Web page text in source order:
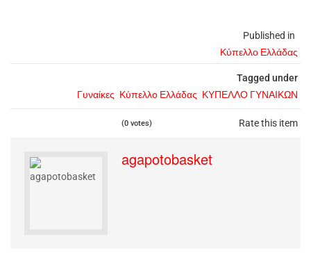
Published in
Κύπελλο Ελλάδας
Tagged under
Γυναίκες Κύπελλο Ελλάδας ΚΥΠΕΛΛΟ ΓΥΝΑΙΚΩΝ
Rate this item
(0 votes)
agapotobasket